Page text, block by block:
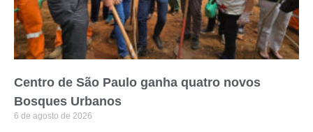
Centro de São Paulo ganha quatro novos
Bosques Urbanos
6 de agosto de 2026